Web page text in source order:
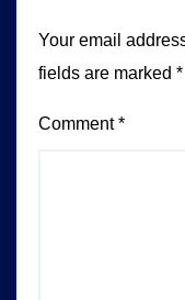
Your email
fields are marked *
Comment*